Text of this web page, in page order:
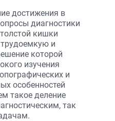
достижения в
диагностики
кишки
и
которой
изучения
и
особенностей
такое деление
так